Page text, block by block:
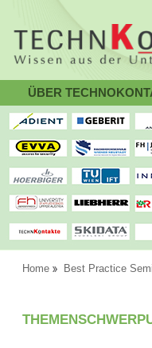
ÜBER
Home Best Practice